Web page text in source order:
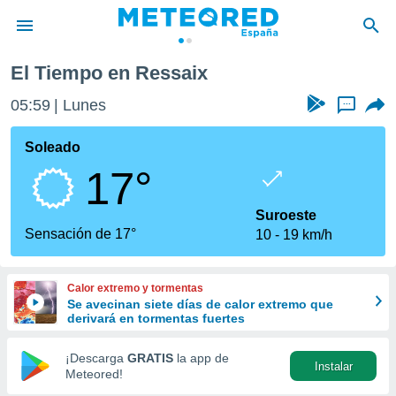
de
por
que se
calidad.
a este
las
y
forma
digital
basada
El Tiempo en Ressaix
05:59 Lunes ...
Soleado
17°
Sensación de 17°
Suroeste
10
19 km/h
Calor extremo y tormentas
Se avecinan siete días de calor extremo que
derivará en tormentas fuertes
¡Descarga GRATIS la app de
Meteored!
Instalar